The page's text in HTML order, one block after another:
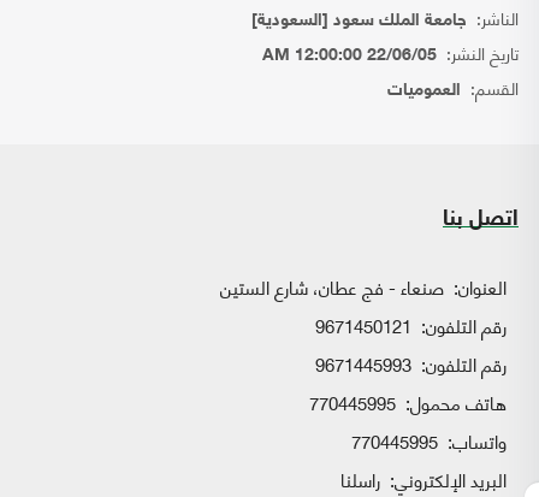
الناشر: جامعة الملك سعود [السعودية]
تاريخ النشر: 22/06/05 12:00:00 AM
القسم: العموميات
اتصل بنا
العنوان: صنعاء - فج عطان، شارع الستين
رقم التلفون: 9671450121
رقم التلفون: 9671445993
هاتف محمول: 770445995
واتساب:
البريد الإلكتروني: راسلنا